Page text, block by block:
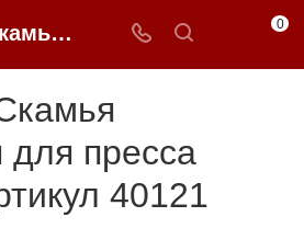
Воркаут «Скамья наклонная для пресса Лидер» купить в Москве от 75 390 ₽ - 0FFER 0
для пресса
40121